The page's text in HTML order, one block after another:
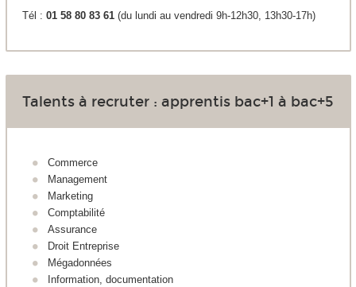
Tél : 01 58 80 83 61(du lundi au vendredi 9h-12h30, 13h30-17h)
Talents à recruter : apprentis bac+1 à bac+5
Commerce
Management
Marketing
Comptabilité
Assurance
Droit Entreprise
Mégadonnées
Information, documentation